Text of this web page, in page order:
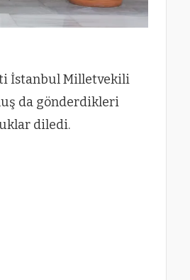
İstanbul Milletvekili
da gönderdikleri
diledi.